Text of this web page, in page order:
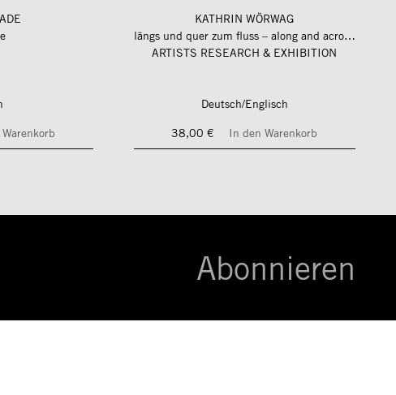
KATHRIN WÖRWAG
längs und quer zum fluss – along and across the river
ARTISTS RESEARCH & EXHIBITION
Deutsch/Englisch
38,00 €
In den Warenkorb
Abonnieren